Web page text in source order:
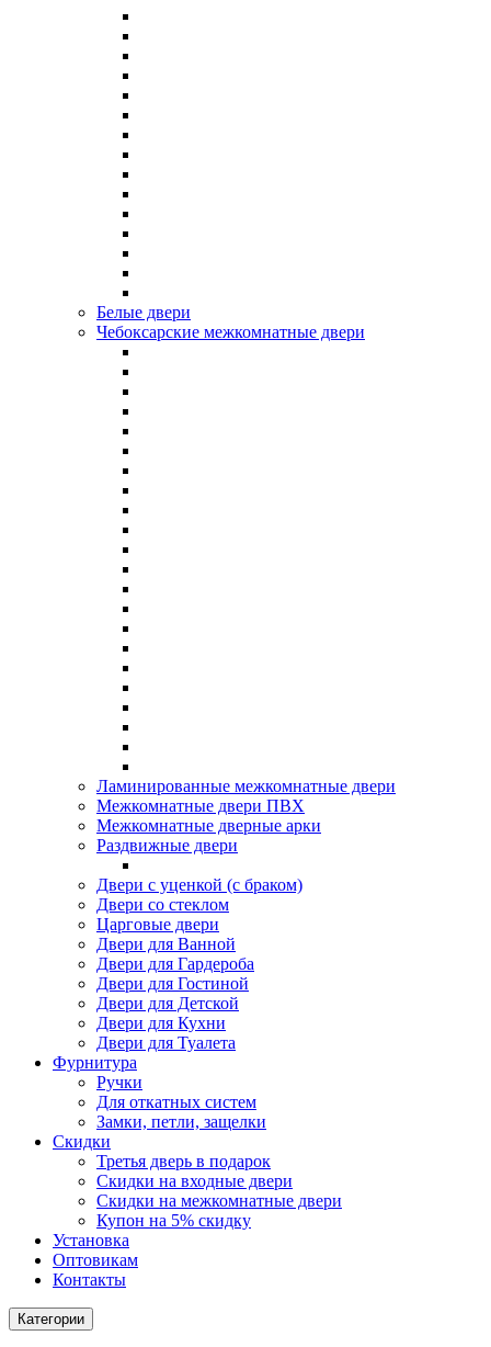
Белые двери
Чебоксарские межкомнатные двери
Ламинированные межкомнатные двери
Межкомнатные двери ПВХ
Межкомнатные дверные арки
Раздвижные двери
Двери с уценкой (с браком)
Двери со стеклом
Царговые двери
Двери для Ванной
Двери для Гардероба
Двери для Гостиной
Двери для Детской
Двери для Кухни
Двери для Туалета
Фурнитура
Ручки
Для откатных систем
Замки, петли, защелки
Скидки
Третья дверь в подарок
Скидки на входные двери
Скидки на межкомнатные двери
Купон на 5% скидку
Установка
Оптовикам
Контакты
Категории